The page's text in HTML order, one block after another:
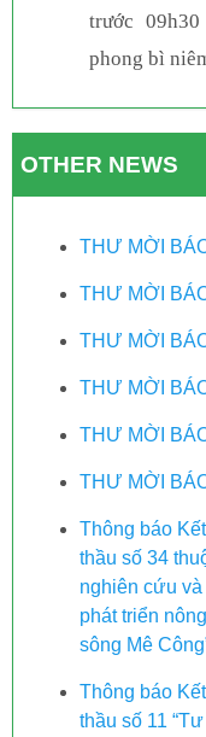
trước09
phong bì
OTHER NEWS
THƯ MỜI
THƯ MỜI
THƯ MỜI
THƯ MỜI
THƯ MỜI
THƯ MỜI
Thông báo
thầu số 34
nghiên cứu
phát triển
sông Mê
Thông báo
thầu số 11